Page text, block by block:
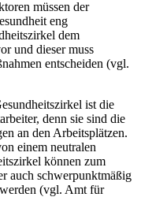
müssen der
eng
dem
und dieser muss
entscheiden (vgl.
ist die
denn sie sind die
an den Arbeitsplätzen.
einem neutralen
können zum
auch schwerpunktmäßig
(vgl. Amt für